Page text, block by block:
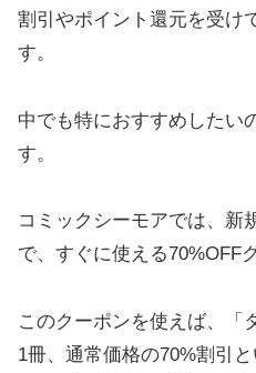
割引やポイント還元を受け
す。
中でも特におすすめしたい
す。
コミックシーモアでは、新
で、すぐに使える70%OFF
このクーポンを使えば、「
1冊、通常価格の70%割引